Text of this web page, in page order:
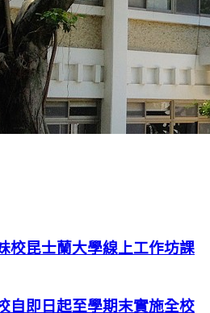
校昆士蘭大學線上工作坊課
自即日起至學期末實施全校